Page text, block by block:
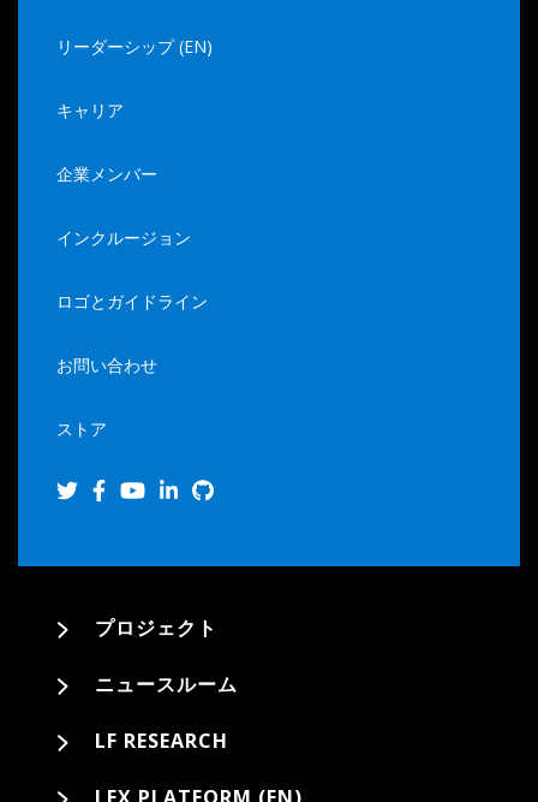
リーダーシップ (EN)
キャリア
企業メンバー
インクルージョン
ロゴとガイドライン
お問い合わせ
ストア
プロジェクト
ニュースルーム
LF RESEARCH